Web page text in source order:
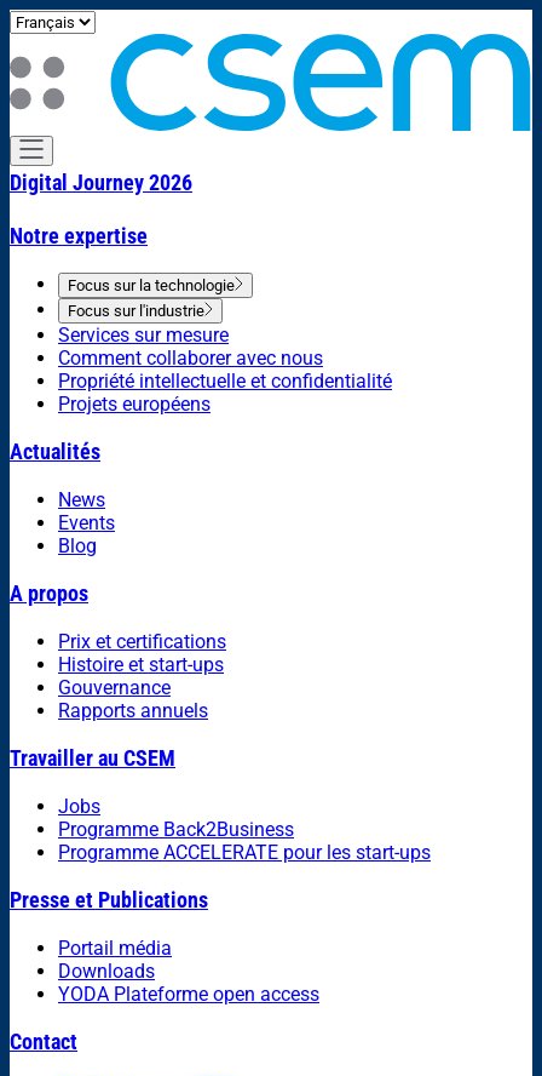
Digital Journey 2026
Notre expertise
Focus sur la technologie
Focus sur l'industrie
Services sur mesure
Comment collaborer avec nous
Propriété intellectuelle et confidentialité
Projets européens
Actualités
News
Events
Blog
A propos
Prix et certifications
Histoire et start-ups
Gouvernance
Rapports annuels
Travailler au CSEM
Jobs
Programme Back2Business
Programme ACCELERATE pour les start-ups
Presse et Publications
Portail média
Downloads
YODA Plateforme open access
Contact